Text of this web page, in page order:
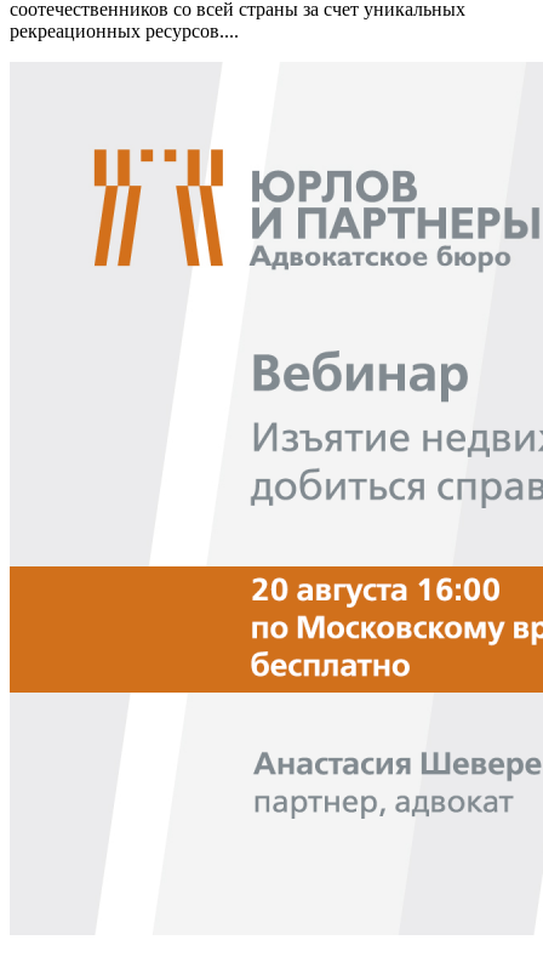
соотечественников со всей страны за счет уникальных
рекреационных ресурсов....